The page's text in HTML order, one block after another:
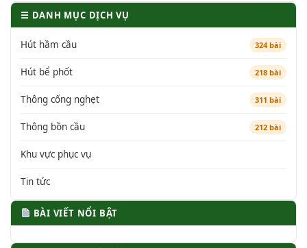
☰ DANH MỤC DỊCH VỤ
Hút hầm cầu 324 bài
Hút bể phốt 218 bài
Thông cống nghẹt 311 bài
Thông bồn cầu 212 bài
Khu vực phục vụ
Tin tức
BÀI VIẾT NỔI BẬT